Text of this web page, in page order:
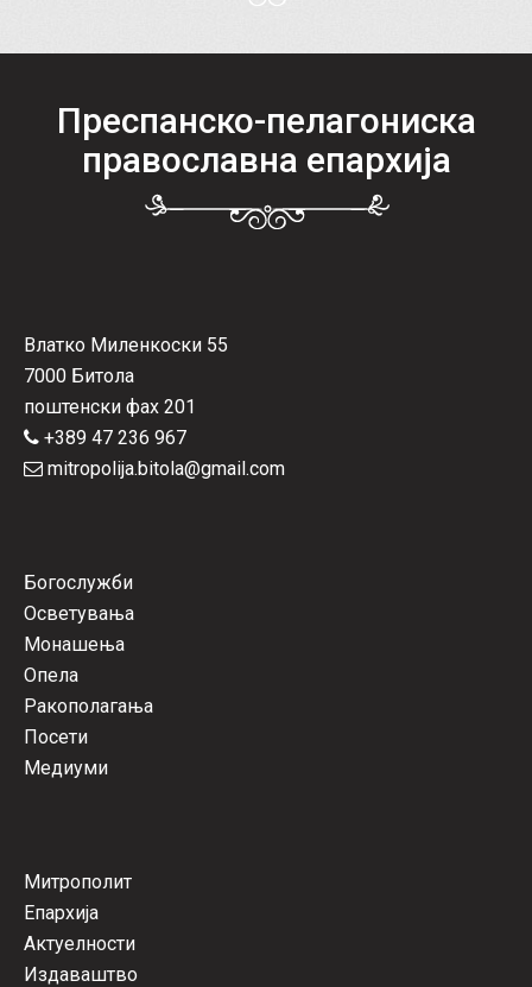
Преспанско-пелагониска
православна епархија
Влатко Миленкоски 55
7000 Битола
поштенски фах 201
+389 47 236 967
mitropolija.bitola@gmail.com
Богослужби
Осветувања
Монашења
Опела
Ракополагања
Посети
Медиуми
Митрополит
Епархија
Актуелности
Издаваштво